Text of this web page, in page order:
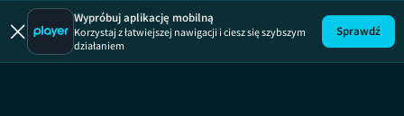
Milionerzy
Wypróbuj aplikację mobilną
Korzystaj z łatwiejszej nawigacji i ciesz się szybszym
działaniem
Sprawdź